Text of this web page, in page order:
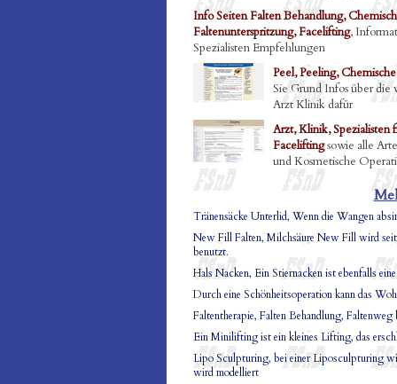
Info Seiten Falten Behandlung,
Faltenunterspritzung, Facelifting,
Spezialisten Empfehlungen
Peel, Peeling,
Sie Grund Infos über die
Arzt Klinik dafür
Arzt, Klinik, Spezialisten
Faceliftingsowie alle
und Kosmetische
Tränensäcke Unterlid, Wenn die Wangen
New Fill Falten, Milchsäure New Fill wird seit
benutzt.
Hals Nacken, Ein Stiernacken ist ebenfalls
Durch eine Schönheitsoperation kann das
Faltentherapie, Falten Behandlung,
Ein Minilifting ist ein kleines Lifting, das
Lipo Sculpturing, bei einer Liposculpturing
wird modelliert